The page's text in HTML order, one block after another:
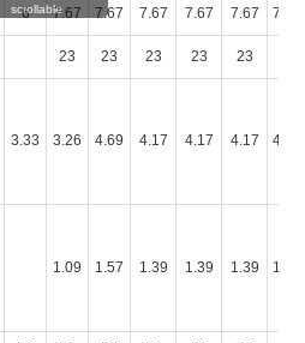
6 7.67 7.67 7.67 7.67 7.67 7.67
23 23 23 23 23
3.33 3.26 4.69 4.17 4.17 4.17 4.17
1.09 1.57 1.39 1.39 1.39 1.39
scrollable